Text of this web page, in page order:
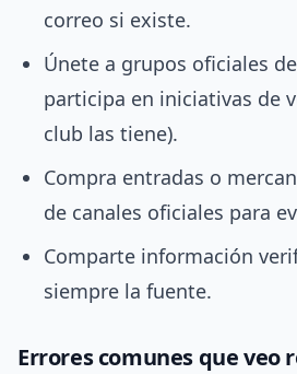
correo si existe.
Únete a grupos oficiales
participa en iniciativas de
club las tiene).
Compra entradas o
de canales oficiales para
Comparte información
siempre la fuente.
Errores comunes que veo